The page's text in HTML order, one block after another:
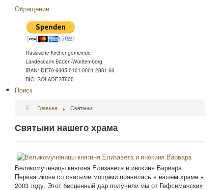
Обращение
Russische Kirchengemeinde
Landesbank Baden-Württemberg
IBAN: DE70 6005 0101 0001 2801 66
BIC: SOLADEST600
Поиск
Главная Святыни
Святыни нашего храма
Великомученицы княгиня Елизавета и инокиня Варвара
Первая икона со святыми мощами появилась в нашем храме в
2003 году. Этот бесценный дар получили мы от Гефсиманских